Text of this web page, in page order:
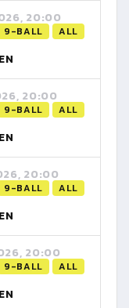
20:00
9-BALL ALL
20:00
9-BALL ALL
20:00
9-BALL ALL
20:00
9-BALL ALL